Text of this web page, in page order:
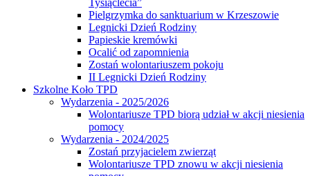
Pielgrzymka do sanktuarium w Krzeszowie
Legnicki Dzień Rodziny
Papieskie kremówki
Ocalić od zapomnienia
Zostań wolontariuszem pokoju
II Legnicki Dzień Rodziny
Szkolne Koło TPD
Wydarzenia - 2025/2026
Wolontariusze TPD biorą udział w akcji niesienia
pomocy
Wydarzenia - 2024/2025
Zostań przyjacielem zwierząt
Wolontariusze TPD znowu w akcji niesienia